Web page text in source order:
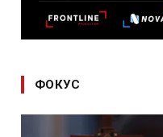
ФОКУС